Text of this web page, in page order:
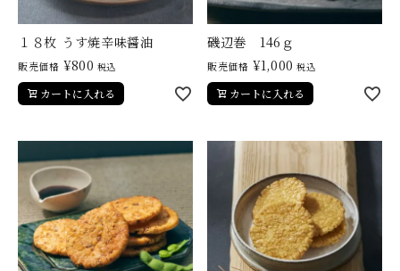
カタログ
こだわり
さがえ屋について
ご利用ガイド
特定商取引法
１８枚 うす焼辛味醤油
販売価格 ¥800 税込
カートに入れる
磯辺巻 146ｇ
販売価格 ¥1,000 税込
カートに入れる